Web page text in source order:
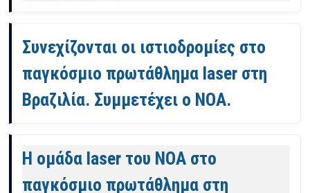
Συνεχίζονται οι ιστιοδρομίες στο
παγκόσμιο πρωτάθλημα laser στη
Βραζιλία. Συμμετέχει ο ΝΟΑ.
Η ομάδα laser του ΝΟΑ στο
παγκόσμιο πρωτάθλημα στη